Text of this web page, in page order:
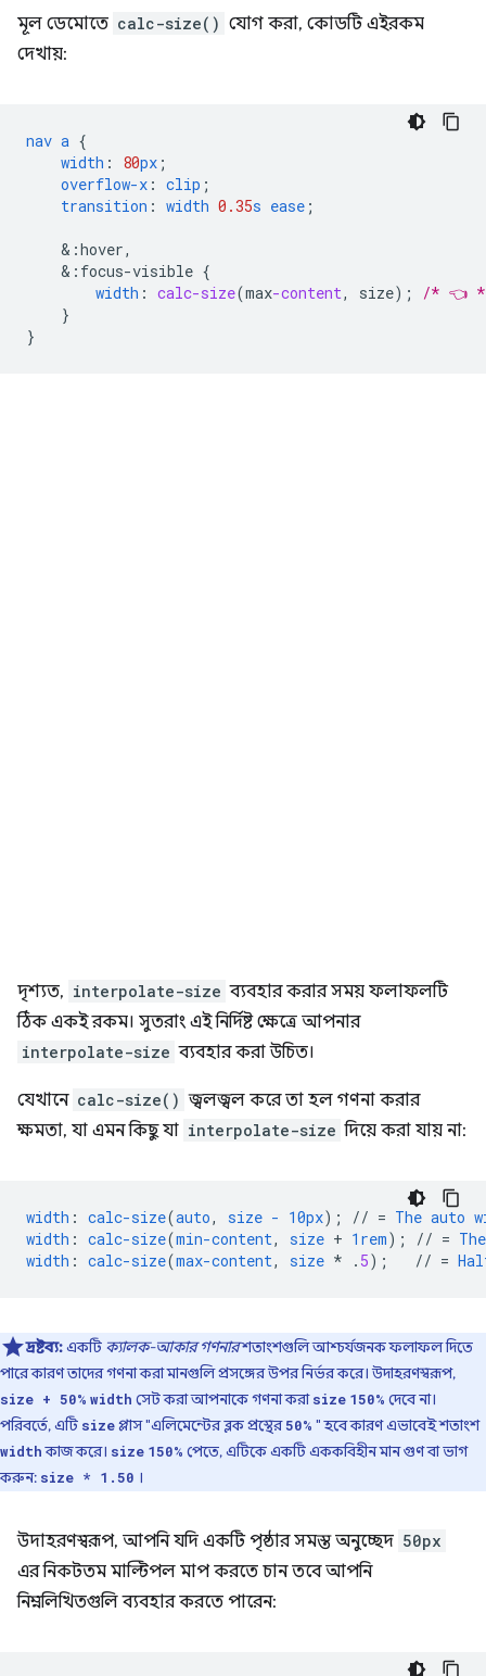
মূল ডেমোতে calc-size() যোগ করা, কোডটি এইরকম
দেখায়:
nav a {
width : 80px ;
overflow-x : clip ;
transition : width 0.35s ease ;
& :hover,
& :focus-visible {
width : calc-size(max-content, size);
/* 👈
}
}
দৃশ্যত, interpolate-size ব্যবহার করার সময় ফলাফলটি
ঠিক একই রকম। সুতরাং এই নির্দিষ্ট ক্ষেত্রে আপনার
interpolate-size ব্যবহার করা উচিত।
যেখানে calc-size() জ্বলজ্বল করে তা হল গণনা করার
ক্ষমতা, যা এমন কিছু যা interpolate-size দিয়ে করা যায় না:
width : calc-size(auto, size - 10px); // = The auto
width : calc-size(min-content, size + 1rem); // = The
width : calc-size(max-content, size * . 5); // =
দ্রষ্টব্য:একটি ক্যালক-আকার গণনারশতাংশগুলি আশ্চর্যজনক ফলাফল দিতে
পারে কারণ তাদের গণনা করা মানগুলি প্রসঙ্গের উপর নির্ভর করে। উদাহরণস্বরূপ,
size + 50% width সেট করা আপনাকে গণনা করাsize 150% দেবে না।
পরিবর্তে, এটি sizeপ্লাস "এলিমেন্টের ব্লক প্রস্থের50% " হবে কারণ এভাবেই শতাংশ
widthকাজ করে। size 150% পেতে, এটিকে একটি এককবিহীন মান গুণ বা ভাগ
করুন: size * 1.50 ।
উদাহরণস্বরূপ, আপনি যদি একটি পৃষ্ঠার সমস্ত অনুচ্ছেদ 50px
এর নিকটতম মাল্টিপল মাপ করতে চান তবে আপনি
নিম্নলিখিতগুলি ব্যবহার করতে পারেন: